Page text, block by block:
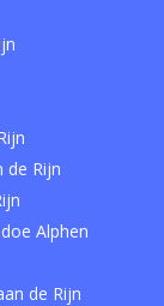
de Rijn
Alphen
de Rijn